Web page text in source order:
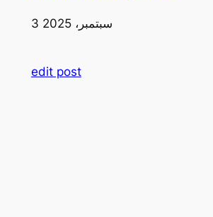
3 سبتمبر، 2025
edit post